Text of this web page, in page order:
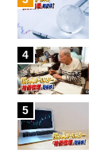
4
5